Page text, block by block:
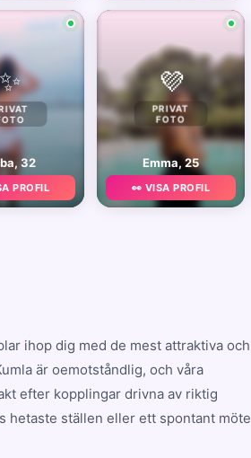
✨
32
PROFIL
💜
PRIVAT
FOTO
Emma, 25
👀 VISA PROFIL
ihop dig med de mest attraktiva och
är oemotståndlig, och våra
efter kopplingar drivna av riktig
hetaste ställen eller ett spontant möte